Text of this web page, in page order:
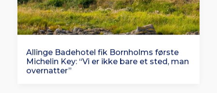
Allinge Badehotel fik Bornholms første
Michelin Key: “Vi er ikke bare et sted, man
overnatter”